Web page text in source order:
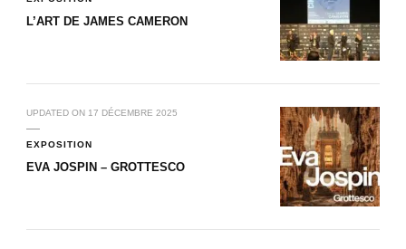
L’ART DE JAMES CAMERON
UPDATED ON 17 DÉCEMBRE 2025
EXPOSITION
EVA JOSPIN – GROTTESCO